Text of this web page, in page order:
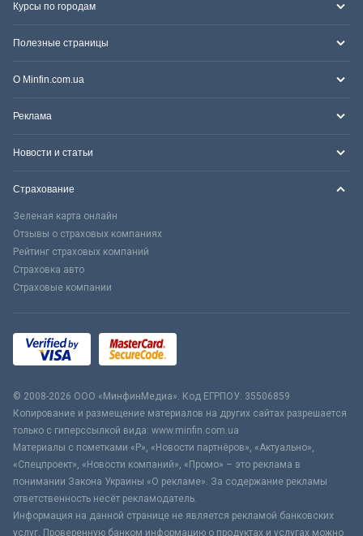
Курсы по городам
Полезные страницы
О Minfin.com.ua
Реклама
Новости и статьи
Страхование
Зеленая карта онлайн
Отзывы о страховых компаниях
Рейтинг страховых компаний
Страховка авто
Страховые компании
© 2008-2026 ООО «МинфинМедиа». Код ЕГРПОУ: 35506859
Копирование и размещение материалов на других сайтах разрешается
только с гиперссылкой вида: www.minfin.com.ua
Материалы с пометками «Р», «Новости партнёров», «Актуально»,
«Спецпроект», «Новости компаний», «Промо» – это реклама в
понимании Закона Украины «О рекламе». За содержание рекламы
ответственность несёт рекламодатель.
Информация на данной странице не является рекламой банковских
услуг. Проверенную банком информацию о продуктах и услугах можно